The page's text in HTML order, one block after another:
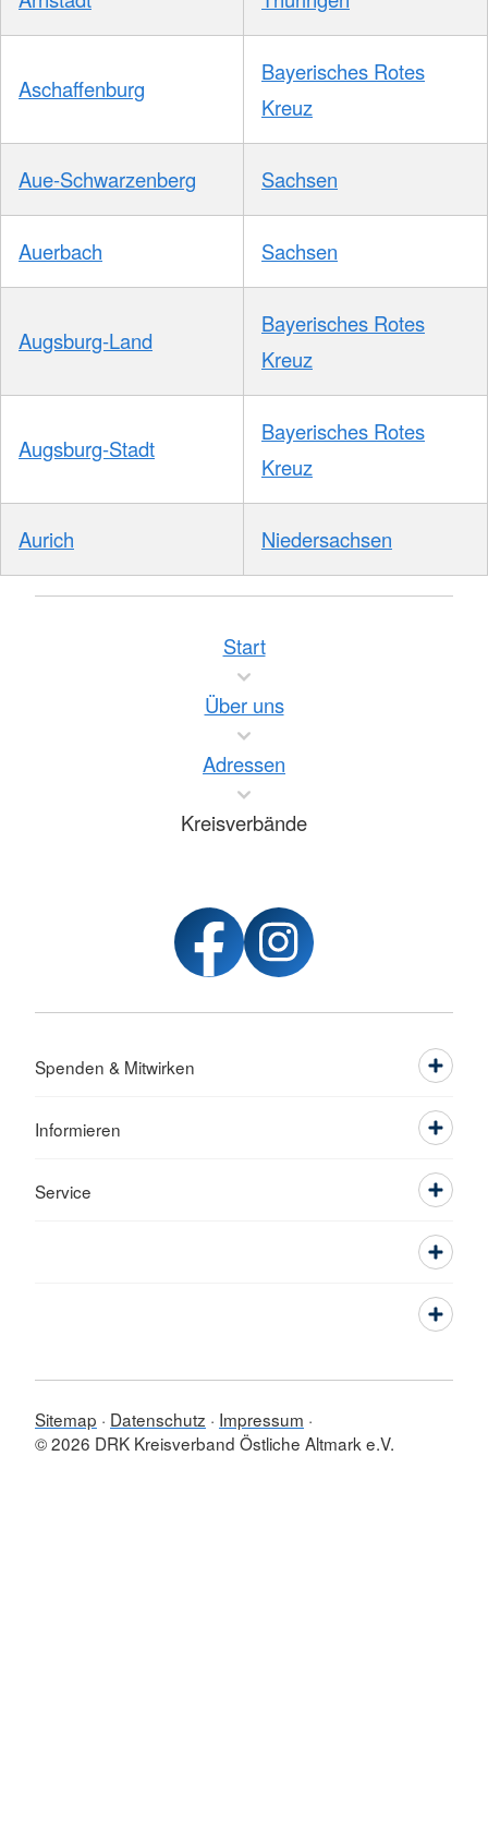
Aschaffenburg
Bayerisches Rotes
Kreuz
Aue-Schwarzenberg Sachsen
Auerbach Sachsen
Augsburg-Land
Bayerisches Rotes
Kreuz
Augsburg-Stadt
Bayerisches Rotes
Kreuz
Aurich Niedersachsen
Start
Über uns
Adressen
Kreisverbände
Spenden & Mitwirken
Informieren
Service
Sitemap Datenschutz
Impressum
© 2026 DRK Kreisverband Östliche Altmark e.V.